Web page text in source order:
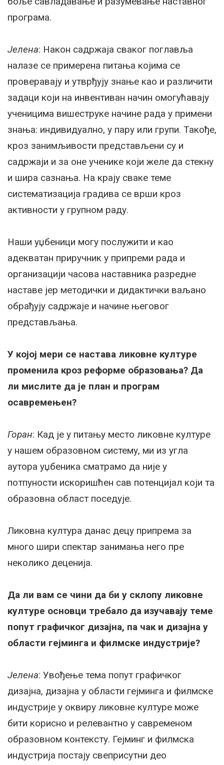
програма.
Јелена: Након садржаја сваког поглавља
налазе се примерена питања којима се
проверавају и утврђују знање као и различити
задаци који на инвентиван начин омогућавају
ученицима вишеструке начине рада у примени
знања: индивидуално, у пару или групи. Такође,
кроз занимљивости представљени су и
садржаји и за оне ученике који желе да стекну
и шира сазнања. На крају сваке теме
систематизација градива се врши кроз
активности у групном раду.
Наши уџбеници могу послужити и као
адекватан приручник у припреми рада и
организацији часова наставника разредне
наставе јер методички и дидактички ваљано
обрађују садржаје и начине његовог
представљања.
У којој мери се настава ликовне културе
променила кроз реформе образовања? Да
ли мислите да је план и програм
осавремењен?
Горан: Кад је у питању место ликовне културе
у нашем образовном систему, ми из угла
аутора уџбеника сматрамо да није у
потпуности искоришћен сав потенцијал који та
образовна област поседује.
Ликовна култура данас децу припрема за
много шири спектар занимања него пре
неколико деценија.
Да ли вам се чини да би у склопу ликовне
културе основци требало да изучавају теме
попут графичког дизајна, па чак и дизајна у
области гејминга и филмске индустрије?
Јелена: Увођење тема попут графичког
дизајна, дизајна у области гејминга и филмске
индустрије у оквиру ликовне културе може
бити корисно и релевантно у савременом
образовном контексту. Гејминг и филмска
индустрија постају свеприсутни део